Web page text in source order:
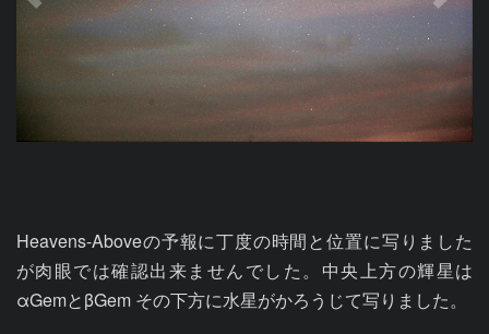
Heavens-Aboveの予報に丁度の時間と位置に写りました
が肉眼では確認出来ませんでした。中央上方の輝星は
αGemとβGem その下方に水星がかろうじて写りました。